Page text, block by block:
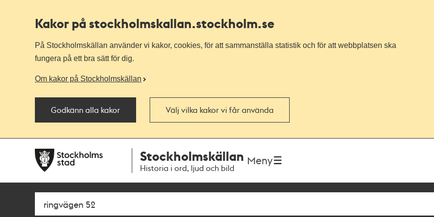
Kakor på stockholmskallan.stockholm.se
På Stockholmskällan använder vi kakor, cookies, för att sammanställa statistik och för att webbplatsen ska
fungera på ett bra sätt för dig.
Om kakor på Stockholmskällan
Godkänn alla kakor Välj vilka kakor vi får använda
navigationen
huvudinnehållet
Stockholmskällan
Historia i ord, ljud och bild
Meny
Sök